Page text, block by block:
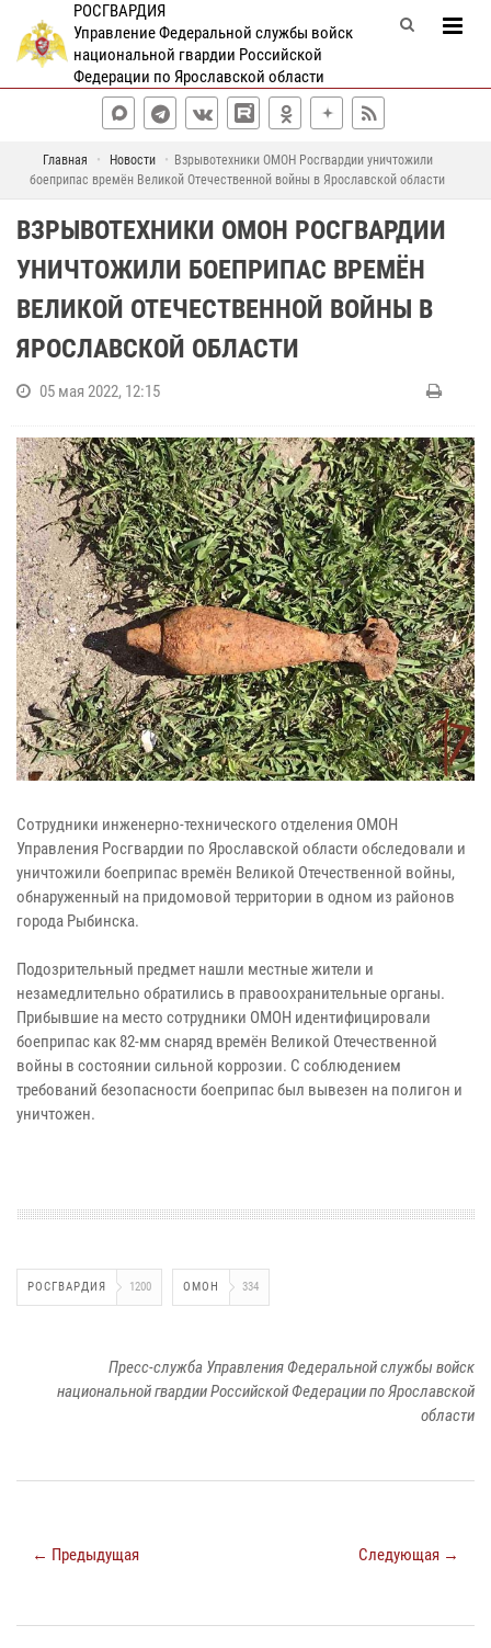
РОСГВАРДИЯ
Управление Федеральной службы войск
национальной гвардии Российской
Федерации по Ярославской области
Главная Новости
Взрывотехники ОМОН Росгвардии уничтожили
боеприпас времён Великой Отечественной войны в Ярославской области
ВЗРЫВОТЕХНИКИ ОМОН РОСГВАРДИИ
УНИЧТОЖИЛИ БОЕПРИПАС ВРЕМЁН
ВЕЛИКОЙ ОТЕЧЕСТВЕННОЙ ВОЙНЫ В
ЯРОСЛАВСКОЙ ОБЛАСТИ
05 мая 2022, 12:15
Сотрудники инженерно-технического отделения ОМОН
Управления Росгвардии по Ярославской области обследовали и
уничтожили боеприпас времён Великой Отечественной войны,
обнаруженный на придомовой территории в одном из районов
города Рыбинска.
Подозрительный предмет нашли местные жители и
незамедлительно обратились в правоохранительные органы.
Прибывшие на место сотрудники ОМОН идентифицировали
боеприпас как 82-мм снаряд времён Великой Отечественной
войны в состоянии сильной коррозии. С соблюдением
требований безопасности боеприпас был вывезен на полигон и
уничтожен.
РОСГВАРДИЯ 1200 ОМОН 334
Пресс-служба Управления Федеральной службы войск
национальной гвардии Российской Федерации по Ярославской
области
← Предыдущая Следующая →